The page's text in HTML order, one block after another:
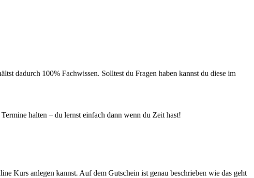
dadurch 100% Fachwissen. Solltest du Fragen haben kannst du diese im
halten – du lernst einfach dann wenn du Zeit hast!
Kurs anlegen kannst. Auf dem Gutschein ist genau beschrieben wie das geht